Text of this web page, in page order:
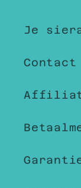
Je
Contact